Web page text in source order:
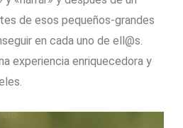
de esos pequeños-grandes
en cada uno de ell@s.
experiencia enriquecedora y